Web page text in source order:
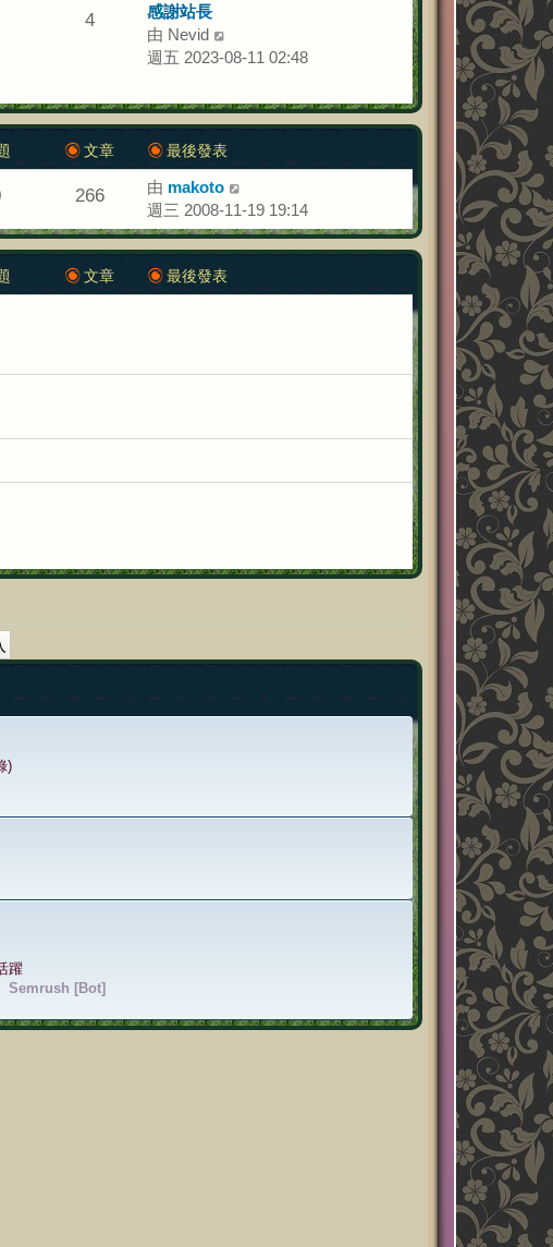
表
4
感謝站長
由 Nevid
視
後
發
表
週五 2023-08-11 02:48
文章 最後發表
266 由 makoto
視
最
後
表
週三 2008-11-19 19:14
文章 最後發表
)
躍
Semrush [Bot]